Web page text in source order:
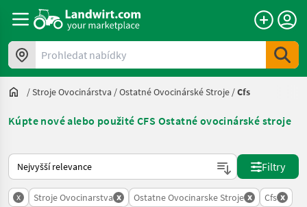
Prohledat nabídky
/Stroje Ovocinárstva /Ostatné Ovocinárské Stroje /Cfs
Kúpte nové alebo použité CFS Ostatné ovocinárské stroje
Takto se řadí nabídky na Landwirt.com
Filtry
x Stroje Ovocinarstva x Ostatne Ovocinarske Stroje x Cfs x